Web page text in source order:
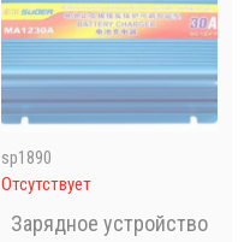
sp1890
Отсутствует
Зарядное устройство